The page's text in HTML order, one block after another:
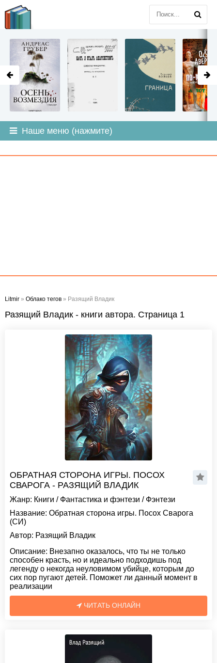
Наше меню (нажмите)
Litmir » Облако тегов » Разящий Владик
Разящий Владик - книги автора. Страница 1
ОБРАТНАЯ СТОРОНА ИГРЫ. ПОСОХ
СВАРОГА - РАЗЯЩИЙ ВЛАДИК
Жанр: Книги / Фантастика и фэнтези / Фэнтези
Название: Обратная сторона игры. Посох Сварога
(СИ)
Автор: Разящий Владик
Описание: Внезапно оказалось, что ты не только
способен красть, но и идеально подходишь под
легенду о некогда неуловимом убийце, которым до
сих пор пугают детей. Поможет ли данный момент в
реализации
ЧИТАТЬ ОНЛАЙН
LITMIR.ORG